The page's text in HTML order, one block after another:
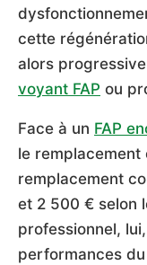
cette
alors
voyant FAP ou
Face à un FAP
le remplacement
remplacement
et 2 500 € selon
professionnel,
performances